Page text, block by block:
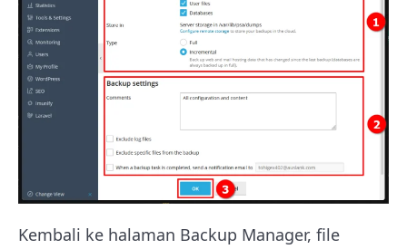
Kembali ke halaman Backup Manager, file